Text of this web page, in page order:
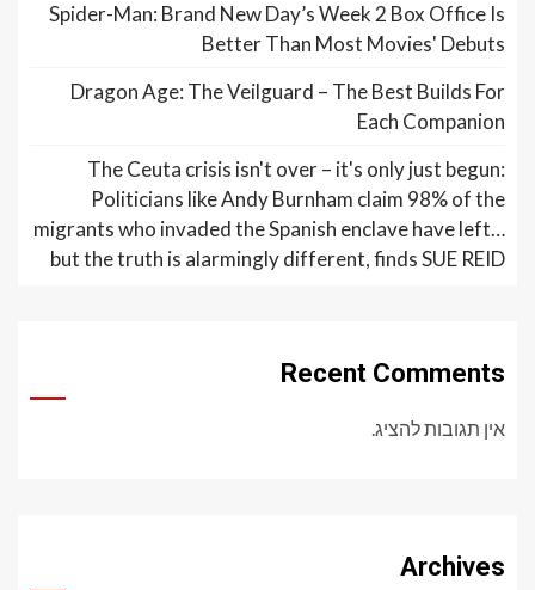
Spider-Man: Brand New Day’s Week 2 Box Office Is
Better Than Most Movies' Debuts
Dragon Age: The Veilguard – The Best Builds For
Each Companion
The Ceuta crisis isn't over – it's only just begun:
Politicians like Andy Burnham claim 98% of the
migrants who invaded the Spanish enclave have left…
but the truth is alarmingly different, finds SUE REID
Recent Comments
אין תגובות להציג.
Archives